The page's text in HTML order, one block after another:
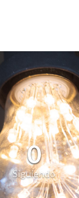
0
Siguiendo